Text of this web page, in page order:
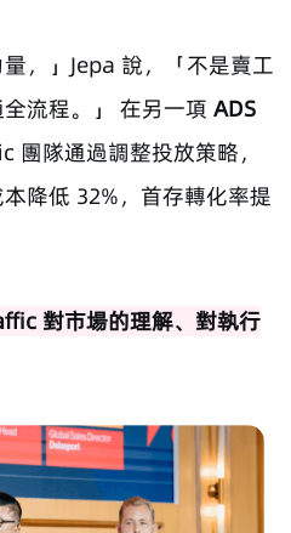
，」Jepa 說，「不是賣工
流程。」 在另一項 ADS
團隊通過調整投放策略，
降低 32%，首存轉化率提
對市場的理解、對執行